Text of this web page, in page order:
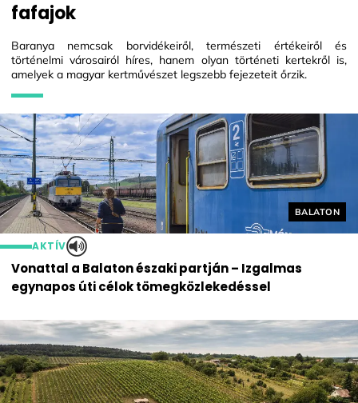
Helyszín
BALATON
AKTÍV
Vonattal a Balaton északi partján – Izgalmas
egynapos úti célok tömegközlekedéssel
fafajok
Baranya nemcsak borvidékeiről, természeti értékeiről és
történelmi városairól híres, hanem olyan történeti kertekről is,
amelyek a magyar kertművészet legszebb fejezeteit őrzik.